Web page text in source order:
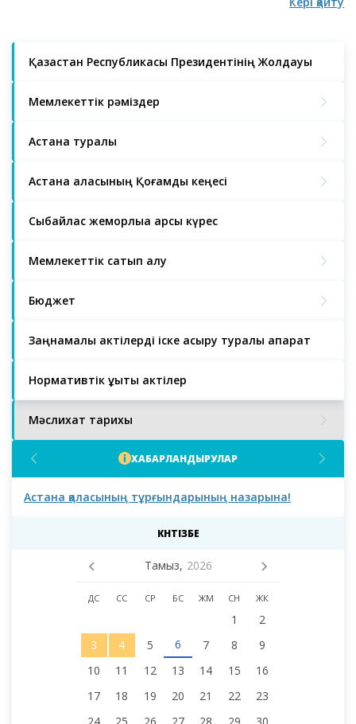
Қазақстан Республикасы Президентінің Жолдауы
Мемлекеттік рәміздер
Астана туралы
Астана қаласының Қоғамдық кеңесі
Сыбайлас жемқорлыққа қарсы күрес
Мемлекеттік сатып алу
Бюджет
Заңнамалық актілерді іске асыру туралы ақпарат
Нормативтік құқықтық актілер
Мәслихат тарихы
ХАБАРЛАНДЫРУЛАР
Астана қаласының тұрғындарының назарына!
КҮНТІЗБЕ
Тамыз, 2026
ДС СС СР БС ЖМ СН ЖК
1
2
3
4 5 6 7 8
9
10
11 12 13 14 15
16
17
18 19 20 21 22
23